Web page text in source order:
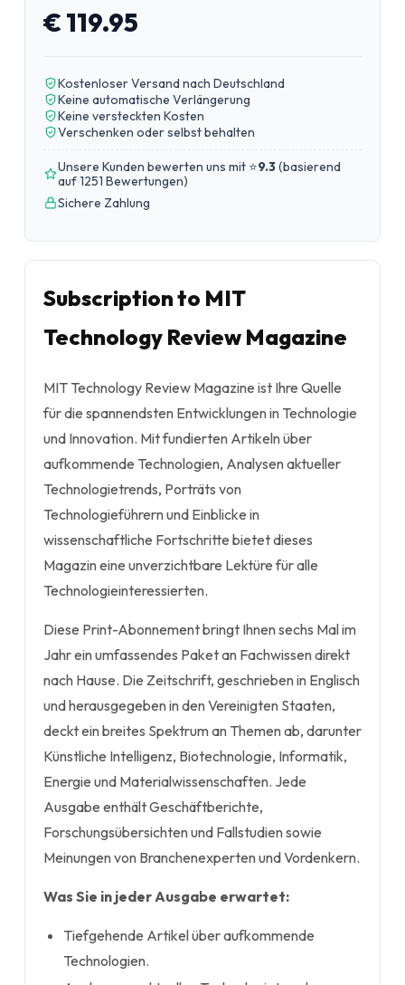
€ 119.95
Kostenloser Versand nach Deutschland
Keine automatische Verlängerung
Keine versteckten Kosten
Verschenken oder selbst behalten
Unsere Kunden bewerten uns mit ⭐9.3(basierend
auf 1251 Bewertungen)
Sichere Zahlung
Subscription to MIT
Technology Review Magazine
MIT Technology Review Magazine ist Ihre Quelle
für die spannendsten Entwicklungen in Technologie
und Innovation. Mit fundierten Artikeln über
aufkommende Technologien, Analysen aktueller
Technologietrends, Porträts von
Technologieführern und Einblicke in
wissenschaftliche Fortschritte bietet dieses
Magazin eine unverzichtbare Lektüre für alle
Technologieinteressierten.
Diese Print-Abonnement bringt Ihnen sechs Mal im
Jahr ein umfassendes Paket an Fachwissen direkt
nach Hause. Die Zeitschrift, geschrieben in Englisch
und herausgegeben in den Vereinigten Staaten,
deckt ein breites Spektrum an Themen ab, darunter
Künstliche Intelligenz, Biotechnologie, Informatik,
Energie und Materialwissenschaften. Jede
Ausgabe enthält Geschäftberichte,
Forschungsübersichten und Fallstudien sowie
Meinungen von Branchenexperten und Vordenkern.
Was Sie in jeder Ausgabe erwartet:
Tiefgehende Artikel über aufkommende
Technologien.